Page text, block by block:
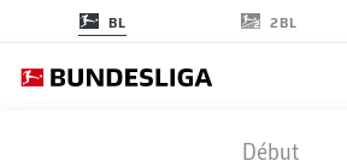
BL 2BL
Début
FCB - BMG